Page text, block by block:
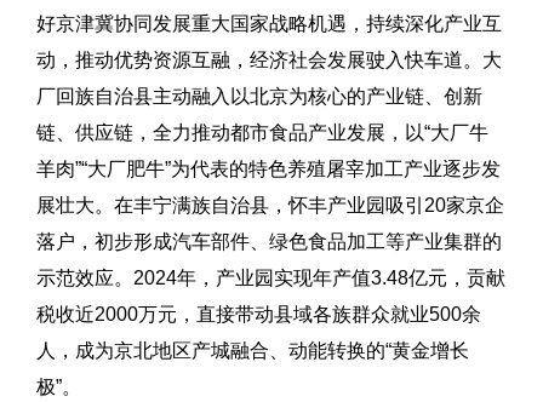
好京津冀协同发展重大国家战略机遇，持续深化产业互
动，推动优势资源互融，经济社会发展驶入快车道。大
厂回族自治县主动融入以北京为核心的产业链、创新
链、供应链，全力推动都市食品产业发展，以“大厂牛
羊肉”“大厂肥牛”为代表的特色养殖屠宰加工产业逐步发
展壮大。在丰宁满族自治县，怀丰产业园吸引20家京企
落户，初步形成汽车部件、绿色食品加工等产业集群的
示范效应。2024年，产业园实现年产值3.48亿元，贡献
税收近2000万元，直接带动县域各族群众就业500余
人，成为京北地区产城融合、动能转换的“黄金增长
极”。